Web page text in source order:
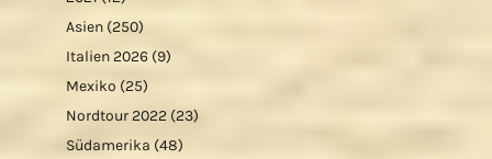
Asien (250)
Italien 2026 (9)
Mexiko (25)
Nordtour 2022 (23)
Südamerika (48)